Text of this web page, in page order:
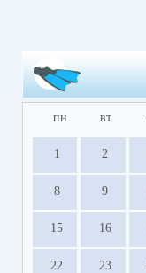
пн вт
1 2
8 9
15 16
22 23